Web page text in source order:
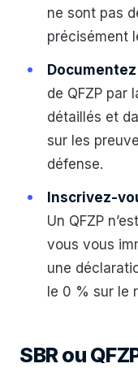
ne sont pas
précisément
de QFZP par
détaillés et
sur les
défense.
Inscrivez-
Un QFZP
vous vous
une
le 0 % sur le
SBR ou